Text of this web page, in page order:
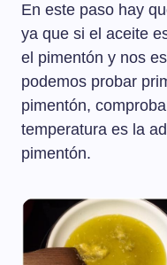
En este paso hay
ya que si el aceite
el pimentón y nos
podemos probar
pimentón,
temperatura es la
pimentón.